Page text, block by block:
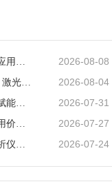
对射式激光气体分析仪在钢铁冶金行业的应用与行业价值 2026-08-08
危废破碎工艺及氧含量在线监测浅析 —— 激光气体分析仪在工艺安全中的应用 2026-08-04
精准控气，智炼钢铁——激光气体分析仪赋能钢铁冶炼高效低碳生产 2026-07-31
电化学氧含量分析仪在离心机工艺中的应用价值与产品解析 2026-07-27
精准控氧，筑牢防线——电化学氧含量分析仪在反应釜工艺中的深度应用 2026-07-24